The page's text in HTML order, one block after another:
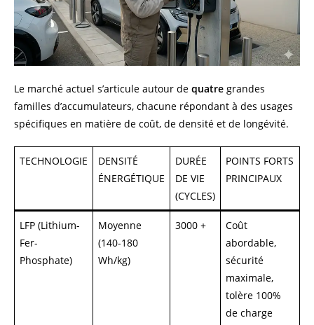
Le marché actuel s’articule autour de quatre grandes
familles d’accumulateurs, chacune répondant à des usages
spécifiques en matière de coût, de densité et de longévité.
TECHNOLOGIE
DENSITÉ
ÉNERGÉTIQUE
DURÉE
DE VIE
(CYCLES)
POINTS FORTS
PRINCIPAUX
LFP (Lithium-
Fer-
Phosphate)
Moyenne
(140-180
Wh/kg)
3000 +
Coût
abordable,
sécurité
maximale,
tolère 100%
de charge